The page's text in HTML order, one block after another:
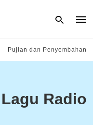
and
Pujian dan Penyembahan
Radio